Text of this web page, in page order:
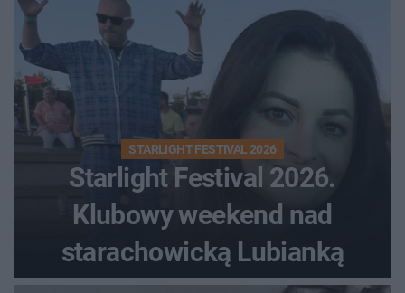
STARLIGHT FESTIVAL 2026
Starlight Festival 2026.
Klubowy weekend nad
starachowicką Lubianką